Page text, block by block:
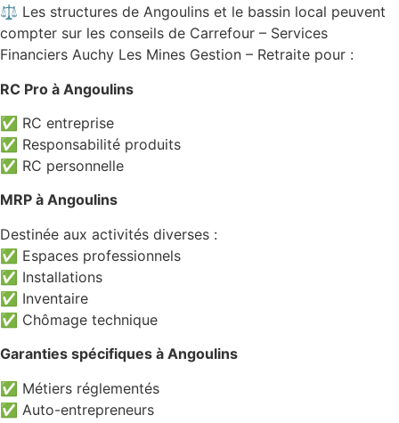
⚖️ Les structures de Angoulins et le bassin local peuvent
compter sur les conseils de Carrefour – Services
Financiers Auchy Les Mines Gestion – Retraite pour :
RC Pro à Angoulins
✅ RC entreprise
✅ Responsabilité produits
✅ RC personnelle
MRP à Angoulins
Destinée aux activités diverses :
✅ Espaces professionnels
✅ Installations
✅ Inventaire
✅ Chômage technique
Garanties spécifiques à Angoulins
✅ Métiers réglementés
✅ Auto-entrepreneurs